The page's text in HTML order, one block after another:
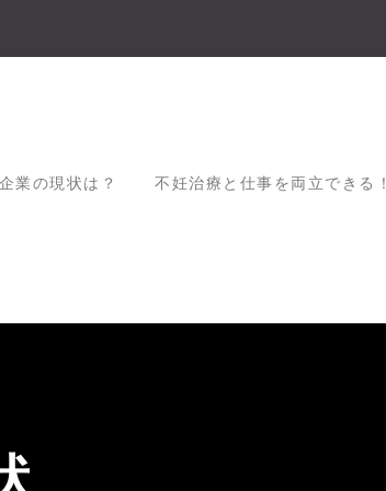
業の現状は？ 不妊治療と仕事を両立できる！